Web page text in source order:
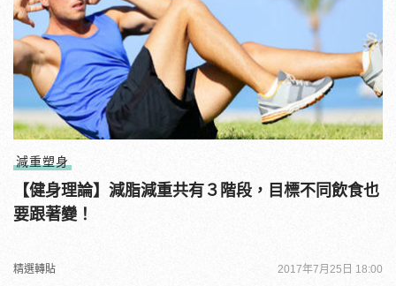
減重塑身
【健身理論】減脂減重共有３階段，目標不同飲食也
要跟著變！
精選轉貼 2017年7月25日 18:00